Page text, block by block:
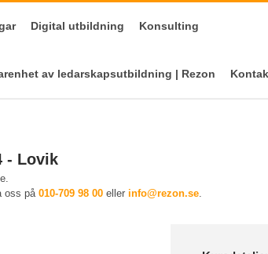
Digital utbildning Konsulting
av ledarskapsutbildning | Rezon
- Lovik
oss på010-709 98 00 eller info@rezon.se.